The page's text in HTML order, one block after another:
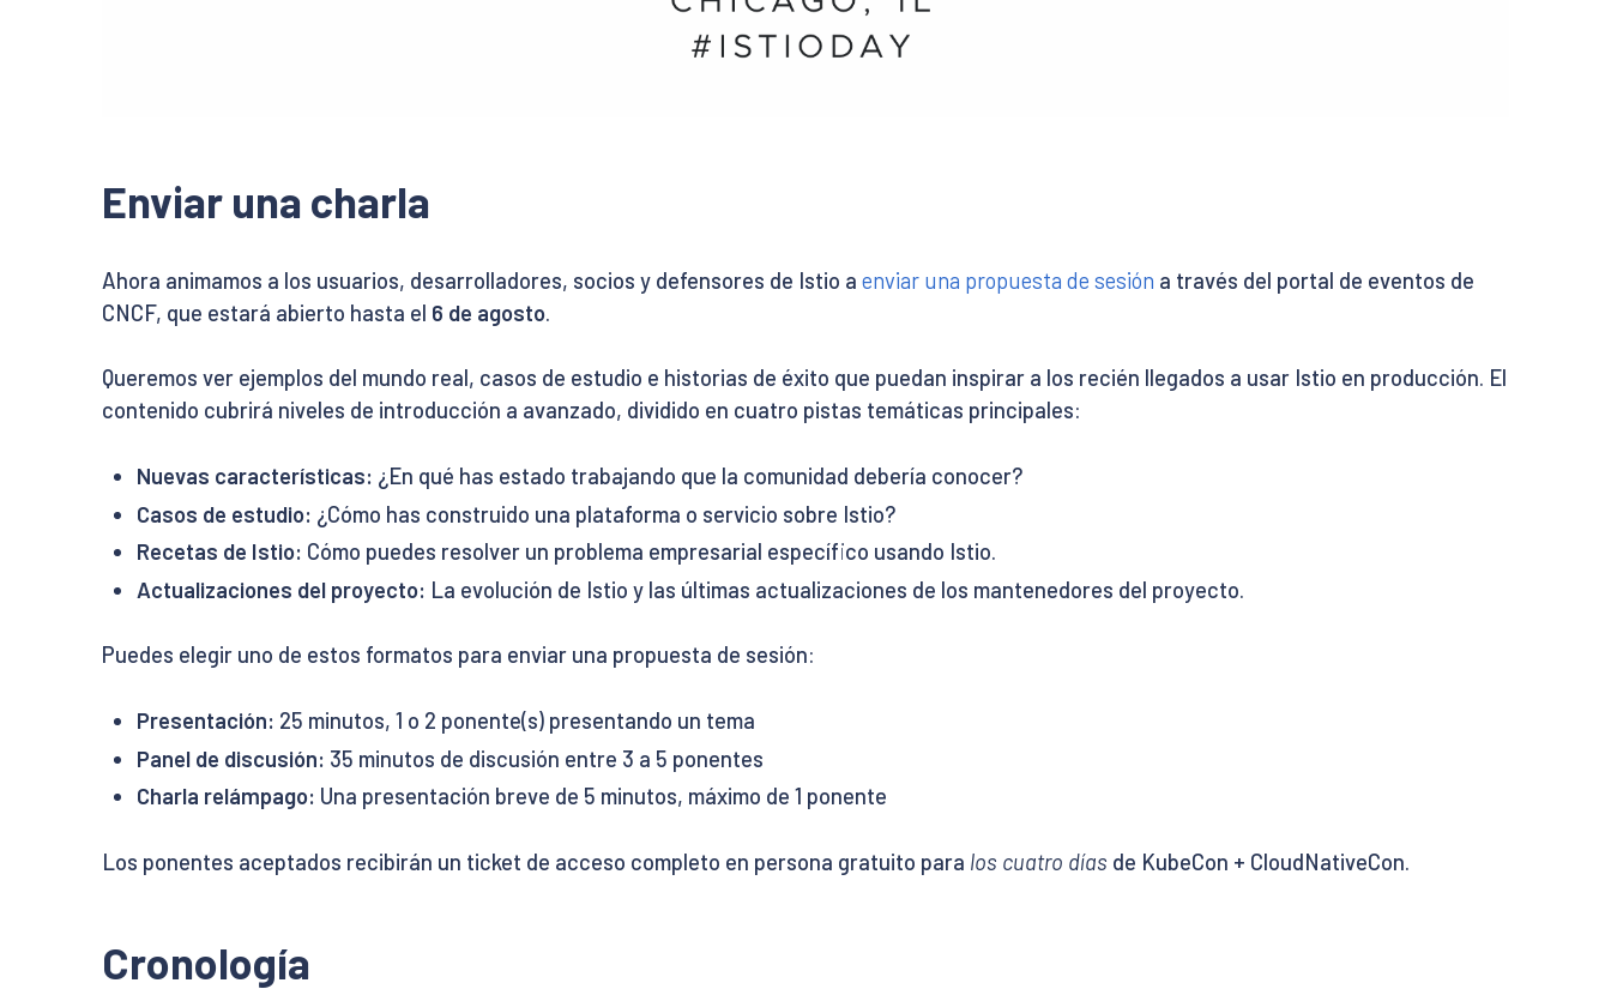
Enviar una charla
Ahora animamos a los usuarios, desarrolladores, socios y defensores de Istio a enviar una propuesta de sesión a través del portal de eventos de
CNCF, que estará abierto hasta el 6 de agosto.
Queremos ver ejemplos del mundo real, casos de estudio e historias de éxito que puedan inspirar a los recién llegados a usar Istio en producción. El
contenido cubrirá niveles de introducción a avanzado, dividido en cuatro pistas temáticas principales:
Nuevas características: ¿En qué has estado trabajando que la comunidad debería conocer?
Casos de estudio: ¿Cómo has construido una plataforma o servicio sobre Istio?
Recetas de Istio: Cómo puedes resolver un problema empresarial específico usando Istio.
Actualizaciones del proyecto: La evolución de Istio y las últimas actualizaciones de los mantenedores del proyecto.
Puedes elegir uno de estos formatos para enviar una propuesta de sesión:
Presentación: 25 minutos, 1 o 2 ponente(s) presentando un tema
Panel de discusión: 35 minutos de discusión entre 3 a 5 ponentes
Charla relámpago: Una presentación breve de 5 minutos, máximo de 1 ponente
Los ponentes aceptados recibirán un ticket de acceso completo en persona gratuito para los cuatro días de KubeCon + CloudNativeCon.
Cronología